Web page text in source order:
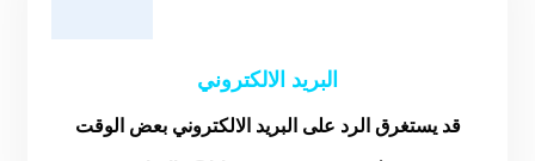
البريد الالكتروني
قد يستغرق الرد على البريد الالكتروني بعض الوقت